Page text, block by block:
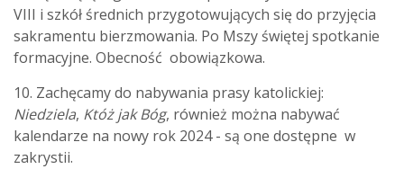
VIII i szkół średnich przygotowujących się do przyjęcia
sakramentu bierzmowania. Po Mszy świętej spotkanie
formacyjne. Obecność obowiązkowa.
10. Zachęcamy do nabywania prasy katolickiej:
Niedziela, Któż jak Bóg, również można nabywać
kalendarze na nowy rok 2024 - są one dostępne w
zakrystii.